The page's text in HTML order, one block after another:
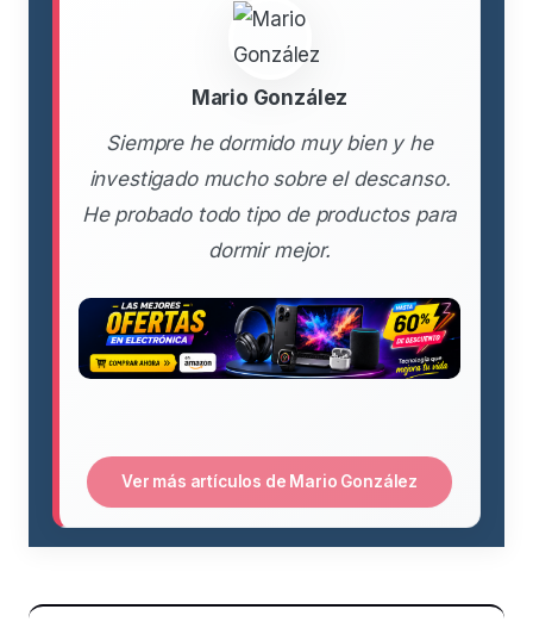
Mario González
Siempre he dormido muy bien y he
investigado mucho sobre el descanso.
He probado todo tipo de productos para
dormir mejor.
Ver más artículos de Mario González